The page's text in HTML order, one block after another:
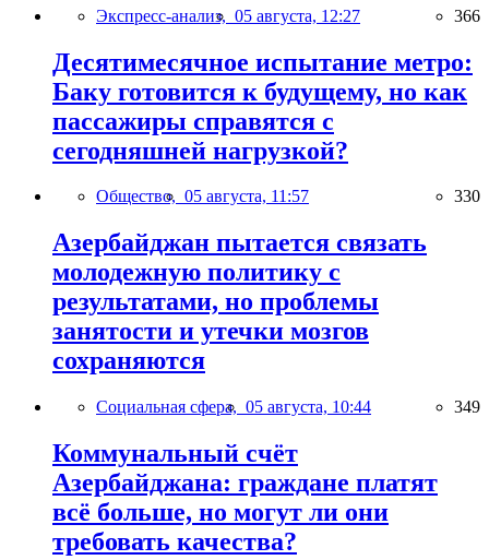
Экспресс-анализ, 05 августа, 12:27 366
Десятимесячное испытание метро:
Баку готовится к будущему, но как
пассажиры справятся с
сегодняшней нагрузкой?
Общество, 05 августа, 11:57 330
Азербайджан пытается связать
молодежную политику с
результатами, но проблемы
занятости и утечки мозгов
сохраняются
Социальная сфера, 05 августа, 10:44 349
Коммунальный счёт
Азербайджана: граждане платят
всё больше, но могут ли они
требовать качества?